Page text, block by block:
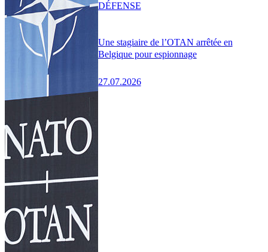
Une stagiaire de l’OTAN arrêtée en
Belgique pour espionnage
27.07.2026
DÉFENSE